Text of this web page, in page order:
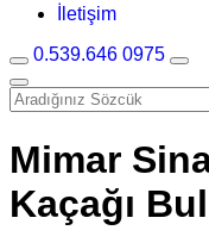
İletişim
0.539.646 0975
Mimar
Kaçağı